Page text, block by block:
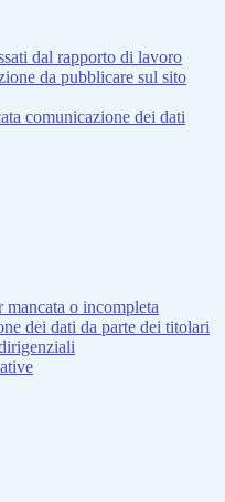
dal rapporto di lavoro
da pubblicare sul sito
comunicazione dei dati
mancata o incompleta
dei dati da parte dei titolari